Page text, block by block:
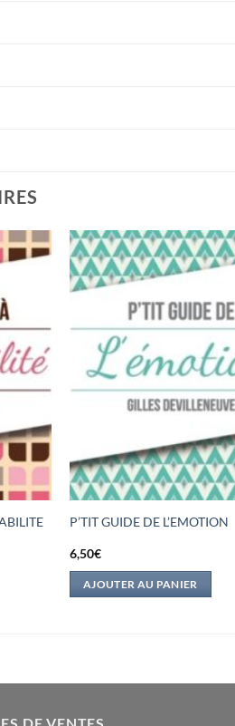
P’TIT GUIDE DE L’EMOTION
6,50€
AJOUTER AU PANIER
DE VENTES